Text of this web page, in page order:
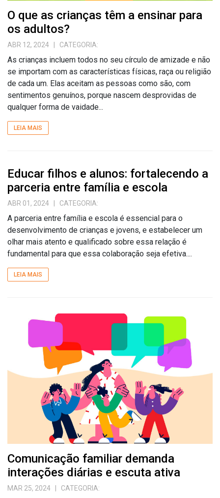
O que as crianças têm a ensinar para
os adultos?
ABR 12, 2024 | CATEGORIA:
As crianças incluem todos no seu círculo de amizade e não
se importam com as características físicas, raça ou religião
de cada um. Elas aceitam as pessoas como são, com
sentimentos genuínos, porque nascem desprovidas de
qualquer forma de vaidade...
LEIA MAIS
Educar filhos e alunos: fortalecendo a
parceria entre família e escola
ABR 01, 2024 | CATEGORIA:
A parceria entre família e escola é essencial para o
desenvolvimento de crianças e jovens, e estabelecer um
olhar mais atento e qualificado sobre essa relação é
fundamental para que essa colaboração seja efetiva....
LEIA MAIS
Comunicação familiar demanda
interações diárias e escuta ativa
MAR 25, 2024 | CATEGORIA: